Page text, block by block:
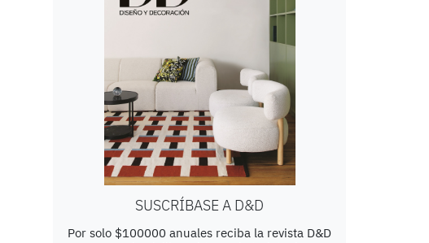
SUSCRÍBASE A D&D
Por solo $100000 anuales reciba la revista D&D